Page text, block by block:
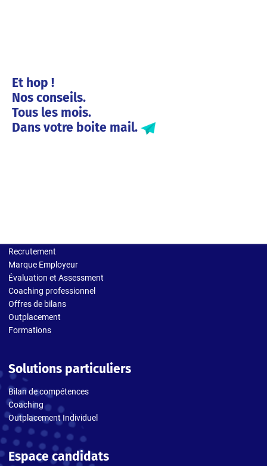
Et hop !
Nos conseils.
Tous les mois.
Dans votre boite mail.
Recrutement
Marque Employeur
Évaluation et Assessment
Coaching professionnel
Offres de bilans
Outplacement
Formations
Solutions particuliers
Bilan de compétences
Coaching
Outplacement Individuel
Espace candidats